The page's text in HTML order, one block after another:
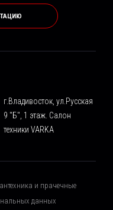
г.Владивосток, ул.Русская
9 "Б", 1 этаж. Салон
техники VARKA
и прачечные
данных